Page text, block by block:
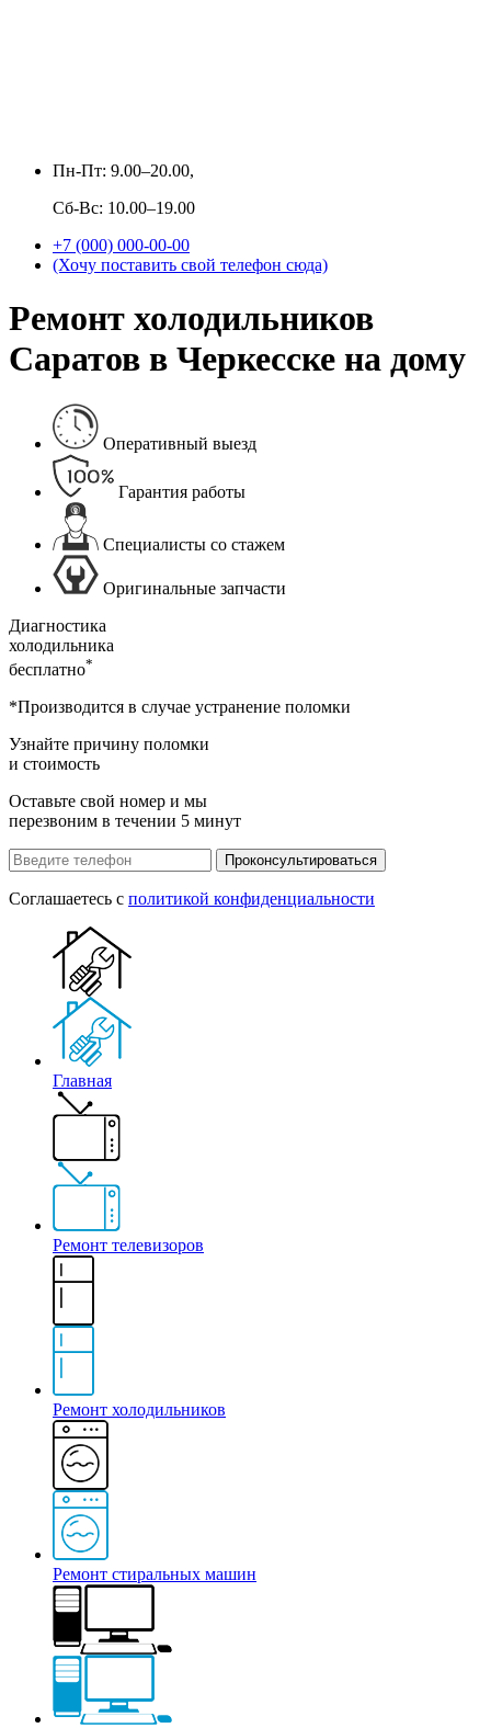
Пн-Пт: 9.00–20.00,
Сб-Вс: 10.00–19.00
+7 (000) 000-00-00
(Хочу поставить свой телефон сюда)
Ремонт холодильников
Саратов в Черкесске на дому
Оперативный выезд
Гарантия работы
Специалисты со стажем
Оригинальные запчасти
Диагностика
холодильника
бесплатно*
*Производится в случае устранение поломки
Узнайте причину поломки
и стоимость
Оставьте свой номер и мы
перезвоним в течении 5 минут
Проконсультироваться
Соглашаетесь с политикой конфиденциальности
Главная
Ремонт телевизоров
Ремонт холодильников
Ремонт стиральных машин